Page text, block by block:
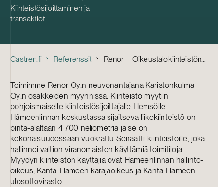
Kiinteistösijoittaminen ja -
transaktiot
Castren.fi Referenssit Renor – Oikeustalokiinteistön myynti
Toimimme Renor Oy:n neuvonantajana Karistonkulma
Oy:n osakkeiden myynnissä. Kiinteistö myytiin
pohjoismaiselle kiinteistösijoittajalle Hemsölle.
Hämeenlinnan keskustassa sijaitseva liikekiinteistö on
pinta-alaltaan 4 700 neliömetriä ja se on
kokonaisuudessaan vuokrattu Senaatti-kiinteistöille, joka
hallinnoi valtion viranomaisten käyttämiä toimitiloja.
Myydyn kiinteistön käyttäjiä ovat Hämeenlinnan hallinto-
oikeus, Kanta-Hämeen käräjäoikeus ja Kanta-Hämeen
ulosottovirasto.